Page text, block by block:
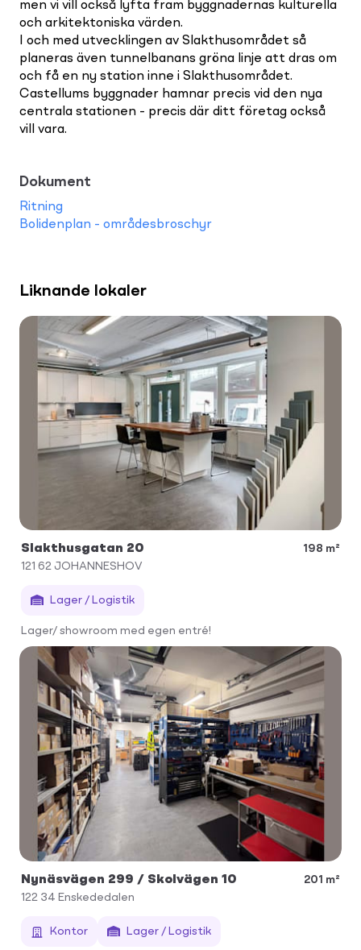
men vi vill också lyfta fram byggnadernas kulturella
och arkitektoniska värden.
I och med utvecklingen av Slakthusområdet så
planeras även tunnelbanans gröna linje att dras om
och få en ny station inne i Slakthusområdet.
Castellums byggnader hamnar precis vid den nya
centrala stationen - precis där ditt företag också
vill vara.
Dokument
Ritning
Bolidenplan - områdesbroschyr
Liknande lokaler
Slakthusgatan 20
198 m²
121 62 JOHANNESHOV
Lager / Logistik
Lager/ showroom med egen entré!
Nynäsvägen 299 / Skolvägen 10
201 m²
122 34 Enskededalen
Kontor Lager / Logistik